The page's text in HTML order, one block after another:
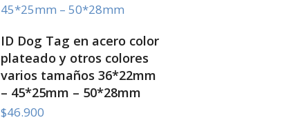
SELECT OPTIONS
ID Dog Tag en acero color
plateado y otros colores
varios tamaños 36*22mm
– 45*25mm – 50*28mm
$46.900